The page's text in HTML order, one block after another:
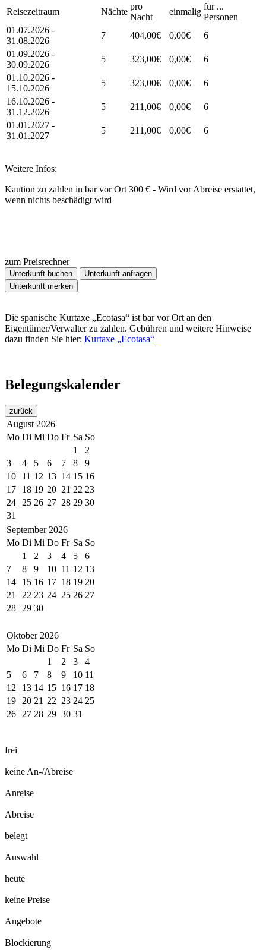
Reisezeitraum Nächte
pro
Nacht
einmalig
für ...
Personen
01.07.2026 -
31.08.2026
7 404,00€ 0,00€
6
01.09.2026 -
30.09.2026
5 323,00€ 0,00€
6
01.10.2026 -
15.10.2026
5 323,00€ 0,00€
6
16.10.2026 -
31.12.2026
5 211,00€ 0,00€
6
01.01.2027 -
31.01.2027
5 211,00€ 0,00€ 6
Weitere Infos:
Kaution zu zahlen in bar vor Ort 300 € - Wird vor Abreise erstattet,
wenn nichts beschädigt wird
zum Preisrechner
Unterkunft buchen
Unterkunft anfragen
Unterkunft merken
Die spanische Kurtaxe „Ecotasa“ ist bar vor Ort an den
Eigentümer/Verwalter zu zahlen. Gebühren und weitere Hinweise
dazu finden Sie hier: Kurtaxe „Ecotasa“
Belegungskalender
zurück
August 2026
Mo Di Mi Do Fr Sa So
1
2
3
4 5 6 7 8
9
10
11 12 13 14 15 16
17
18 19 20 21 22 23
24
25 26 27 28 29 30
31
September 2026
Mo Di Mi Do Fr Sa So
1
2 3 4 5
6
7
8 9 10 11 12 13
14
15 16 17 18 19 20
21
22 23 24 25 26 27
28
29 30
Oktober 2026
Mo Di Mi Do Fr Sa So
1
2 3
4
5
6 7 8 9 10 11
12
13 14 15 16 17 18
19
20 21 22 23 24 25
26
27 28 29 30 31
frei
keine An-/Abreise
Anreise
Abreise
belegt
Auswahl
heute
keine Preise
Angebote
Blockierung